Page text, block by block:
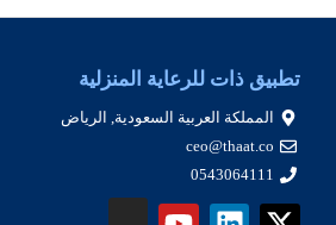
تطبيق ذات للرعاية المنزلية
المملكة العربية السعودية, الرياض
ceo@thaat.co
0543064111